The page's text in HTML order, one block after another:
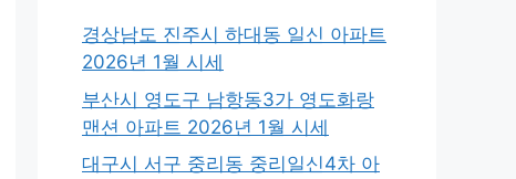
경상남도 진주시 하대동 일신 아파트
2026년 1월 시세
부산시 영도구 남항동3가 영도화랑
맨션 아파트 2026년 1월 시세
대구시 서구 중리동 중리일신4차 아